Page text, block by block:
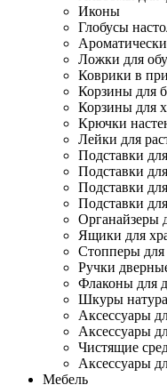
Иконы
Глобусы
Ложки для
Коврики в
Корзины для
Корзины для
Крючки
Лейки для
Подставки
Подставки
Подставки
Подставки
Органайзеры
Ящики для
Стопперы для
Ручки
Флаконы для
Шкуры
Аксессуары
Аксессуары
Чистящие
Аксессуары
Мебель